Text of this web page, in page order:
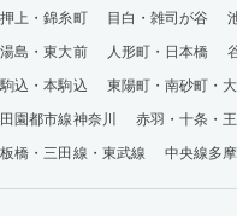
押上・錦糸町
目白・雑司が谷
湯島・東大前
人形町・日本橋
駒込・本駒込
東陽町・南砂町・
田園都市線神奈川
赤羽・十条・
板橋・三田線・東武線
中央線多摩